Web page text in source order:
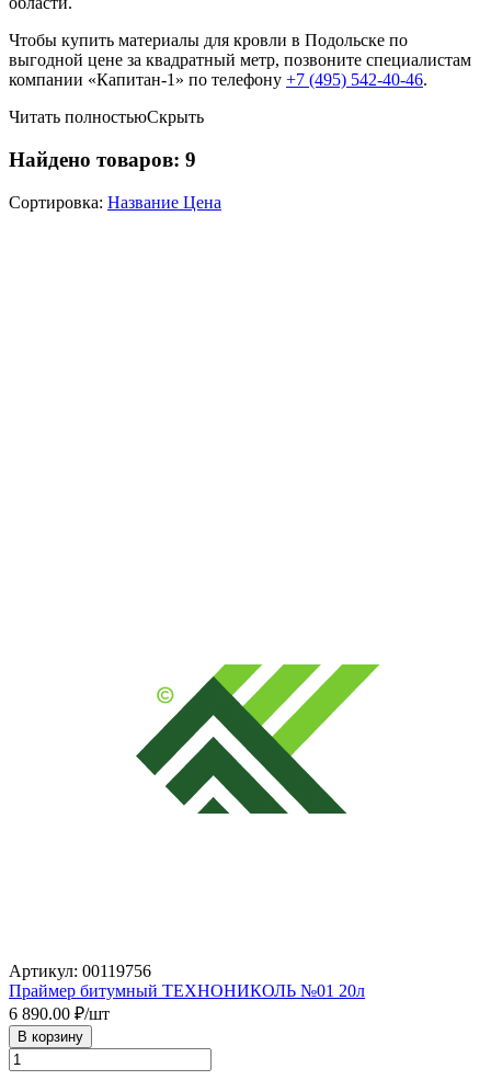
Чтобы купить материалы для кровли в Подольске по
выгодной цене за квадратный метр, позвоните специалистам
компании «Капитан-1» по телефону +7 (495) 542-40-46.
Читать полностьюСкрыть
Найдено товаров: 9
Сортировка: Название Цена
Артикул: 00119756
Праймер битумный ТЕХНОНИКОЛЬ №01 20л
6 890.00 ₽/шт
В корзину